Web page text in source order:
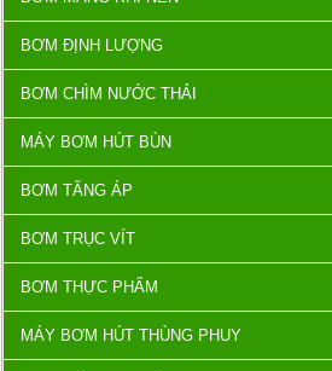
BƠM ĐỊNH LƯỢNG
BƠM CHÌM NƯỚC THẢI
MÁY BƠM HÚT BÙN
BƠM TĂNG ÁP
BƠM TRỤC VÍT
BƠM THỰC PHẨM
MÁY BƠM HÚT THÙNG PHUY